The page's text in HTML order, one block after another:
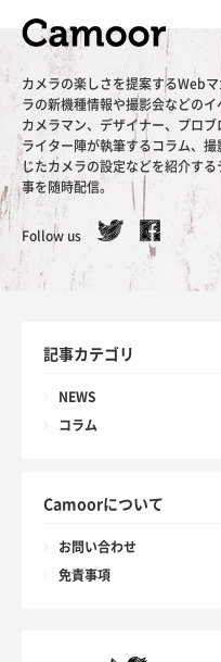
カメラの楽しさを提案するWeb
ラの新機種情報や撮影会などのイ
カメラマン、デザイナー、プロブ
ライター陣が執筆するコラム、撮
じたカメラの設定などを紹介する
事を随時配信。
Follow us
記事カテゴリ
NEWS
コラム
Camoorについて
お問い合わせ
免責事項